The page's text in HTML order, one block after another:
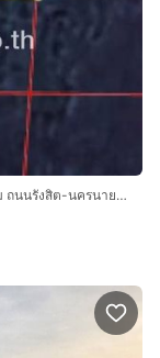
ที่ดินเปล่า 100 ตร.ว. ที่ดินเปล่า ใกล้โรงเรียนผดุงอิสลาม ถนนรังสิต-นครนายก ถนนตลาด องครักษ์ นครนายก